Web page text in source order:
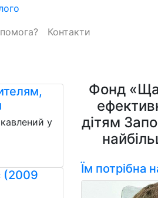
Контакти
у
(2009
Фонд
дітям
Їм потрібна